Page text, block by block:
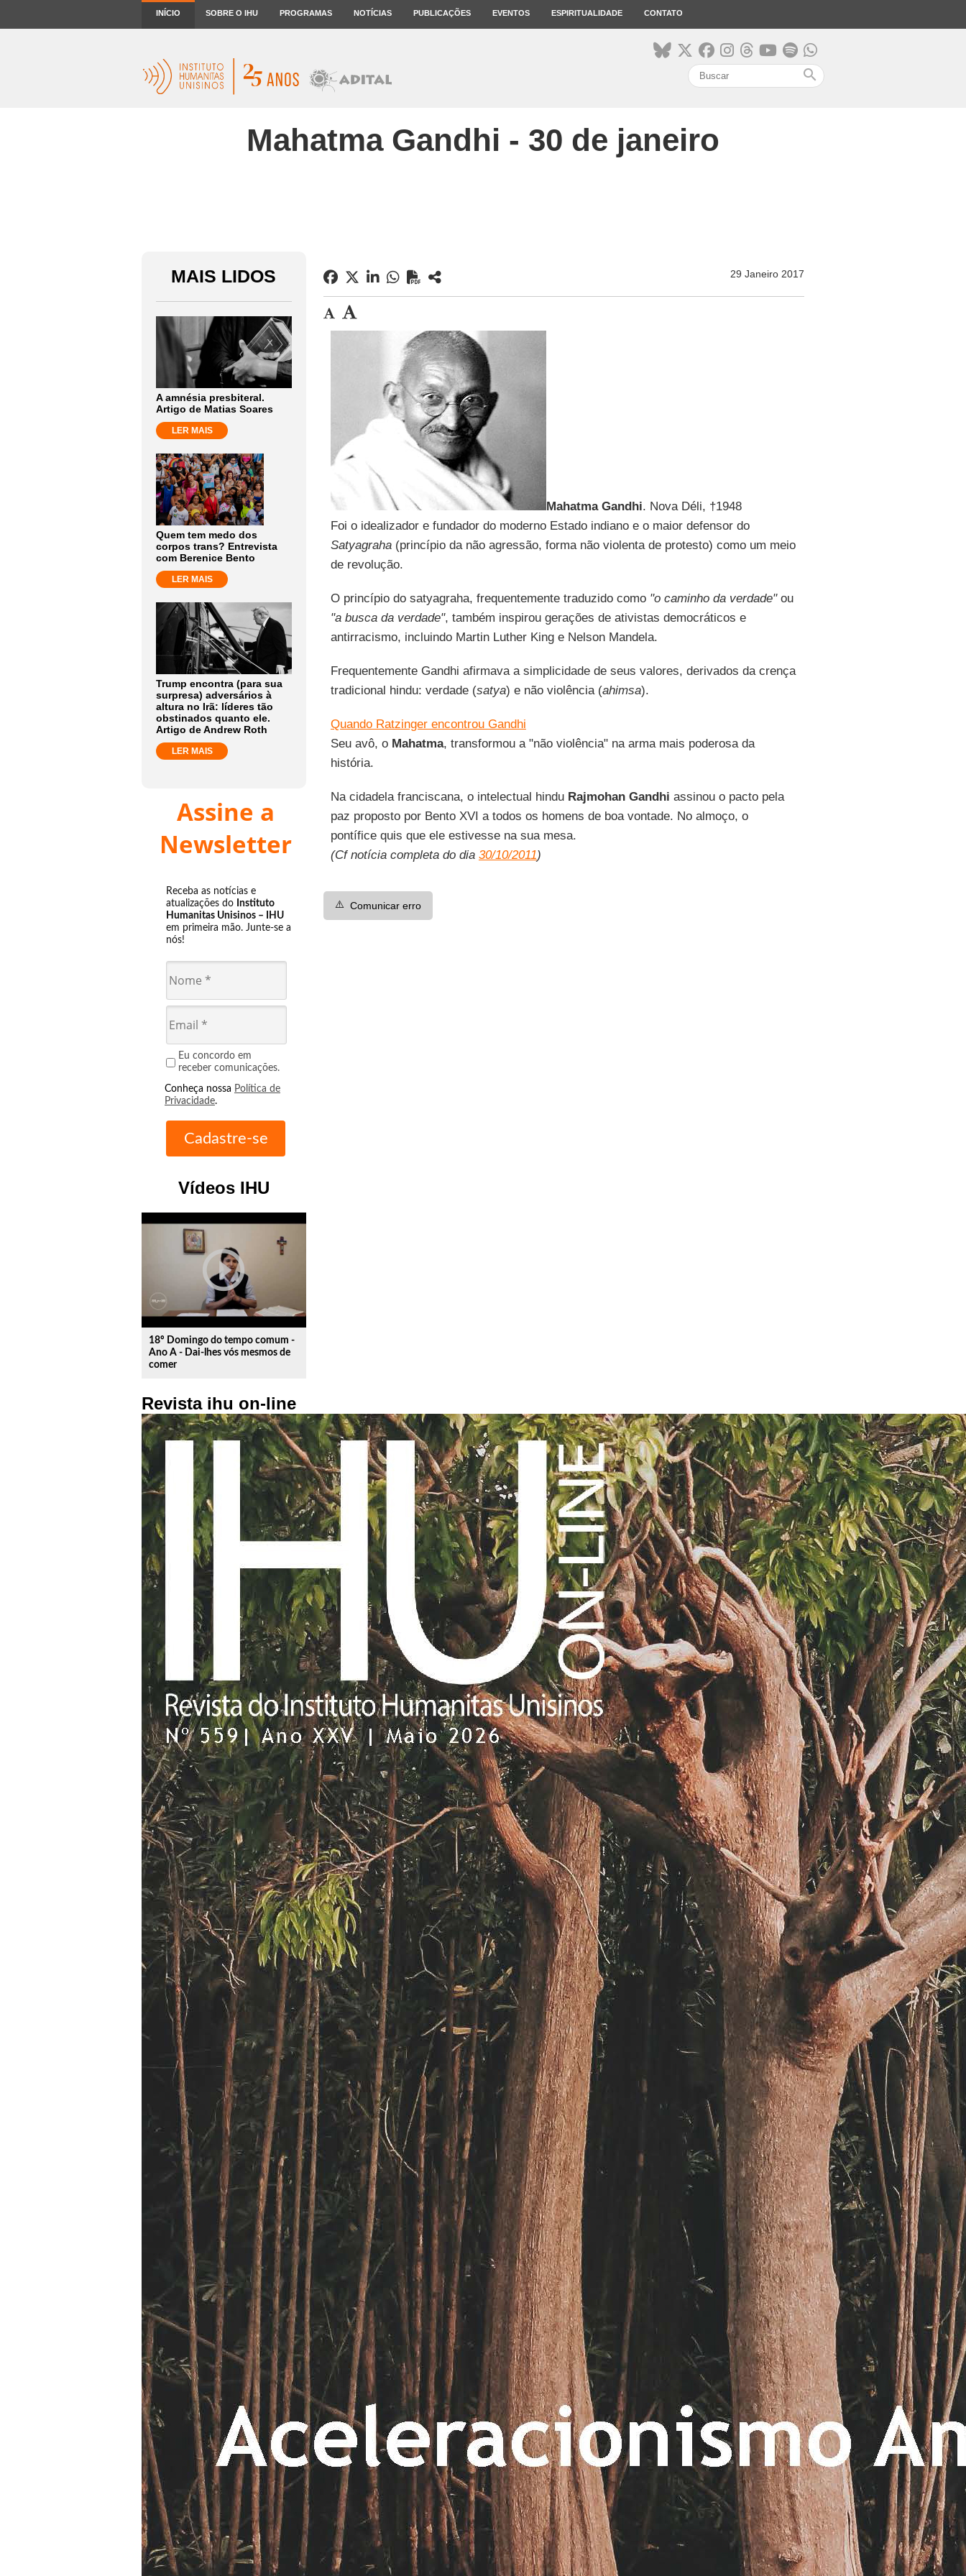
INÍCIO SOBRE O IHU PROGRAMAS NOTÍCIAS PUBLICAÇÕES EVENTOS ESPIRITUALIDADE CONTATO
search
Mahatma Gandhi - 30 de janeiro
MAIS LIDOS
A amnésia presbiteral.
Artigo de Matias Soares
LER MAIS
Quem tem medo dos
corpos trans? Entrevista
com Berenice Bento
LER MAIS
Trump encontra (para sua
surpresa) adversários à
altura no Irã: líderes tão
obstinados quanto ele.
Artigo de Andrew Roth
LER MAIS
Assine a
Newsletter
Receba as notícias e
atualizações do Instituto
Humanitas Unisinos – IHU
em primeira mão. Junte-se a
nós!
Eu concordo em
receber comunicações.
Conheça nossa Política de
Privacidade.
Vídeos IHU
play_circle_outline
18º Domingo do tempo comum -
Ano A - Dai-lhes vós mesmos de
comer
Revista ihu on-line
29 Janeiro 2017
Mahatma Gandhi. Nova Déli, †1948
Foi o idealizador e fundador do moderno Estado indiano e o maior defensor do
Satyagraha(princípio da não agressão, forma não violenta de protesto) como um meio
de revolução.
O princípio do satyagraha, frequentemente traduzido como "o caminho da verdade"ou
"a busca da verdade", também inspirou gerações de ativistas democráticos e
antirracismo, incluindo Martin Luther King e Nelson Mandela.
Frequentemente Gandhi afirmava a simplicidade de seus valores, derivados da crença
tradicional hindu: verdade (satya) e não violência (ahimsa).
Quando Ratzinger encontrou Gandhi
Seu avô, o Mahatma, transformou a "não violência" na arma mais poderosa da
história.
Na cidadela franciscana, o intelectual hindu Rajmohan Gandhi assinou o pacto pela
paz proposto por Bento XVI a todos os homens de boa vontade. No almoço, o
pontífice quis que ele estivesse na sua mesa.
(Cf notícia completa do dia 30/10/2011)
⚠️ Comunicar erro